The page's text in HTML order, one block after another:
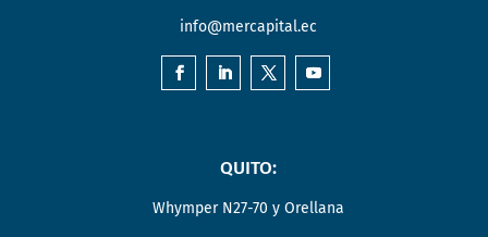
info@mercapital.ec
QUITO:
Whymper N27-70 y Orellana